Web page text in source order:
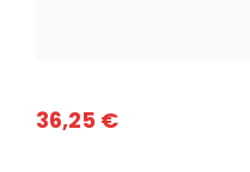
36,25 €